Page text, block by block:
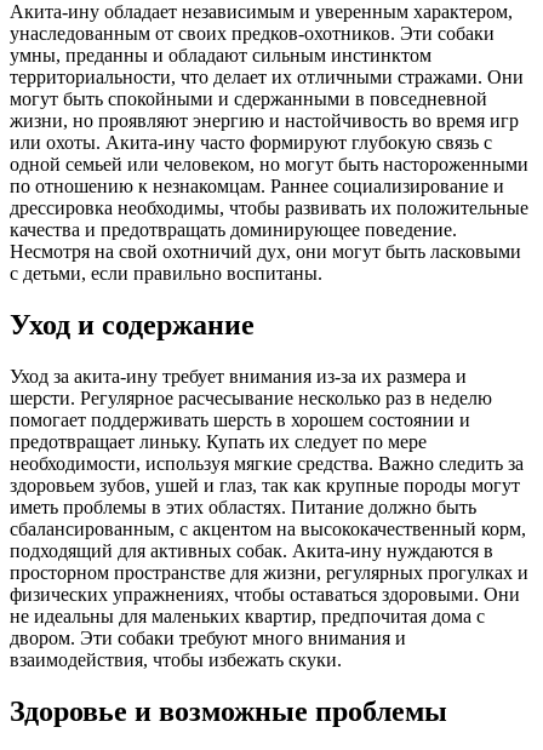
Акита-ину обладает независимым и уверенным характером,
унаследованным от своих предков-охотников. Эти собаки
умны, преданны и обладают сильным инстинктом
территориальности, что делает их отличными стражами. Они
могут быть спокойными и сдержанными в повседневной
жизни, но проявляют энергию и настойчивость во время игр
или охоты. Акита-ину часто формируют глубокую связь с
одной семьей или человеком, но могут быть настороженными
по отношению к незнакомцам. Раннее социализирование и
дрессировка необходимы, чтобы развивать их положительные
качества и предотвращать доминирующее поведение.
Несмотря на свой охотничий дух, они могут быть ласковыми
с детьми, если правильно воспитаны.
Уход и содержание
Уход за акита-ину требует внимания из-за их размера и
шерсти. Регулярное расчесывание несколько раз в неделю
помогает поддерживать шерсть в хорошем состоянии и
предотвращает линьку. Купать их следует по мере
необходимости, используя мягкие средства. Важно следить за
здоровьем зубов, ушей и глаз, так как крупные породы могут
иметь проблемы в этих областях. Питание должно быть
сбалансированным, с акцентом на высококачественный корм,
подходящий для активных собак. Акита-ину нуждаются в
просторном пространстве для жизни, регулярных прогулках и
физических упражнениях, чтобы оставаться здоровыми. Они
не идеальны для маленьких квартир, предпочитая дома с
двором. Эти собаки требуют много внимания и
взаимодействия, чтобы избежать скуки.
Здоровье и возможные проблемы